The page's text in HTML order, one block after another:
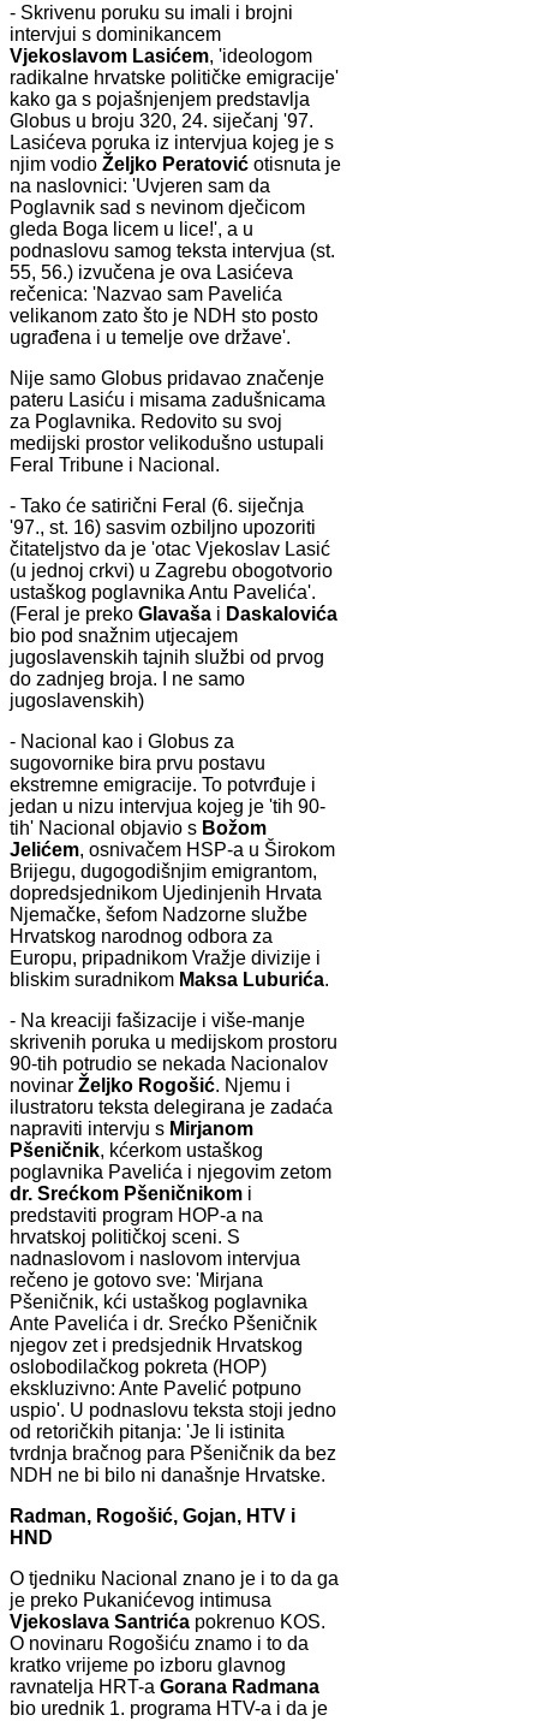
- Skrivenu poruku su imali i brojni
intervjui s dominikancem
Vjekoslavom Lasićem, 'ideologom
radikalne hrvatske političke emigracije'
kako ga s pojašnjenjem predstavlja
Globus u broju 320, 24. siječanj '97.
Lasićeva poruka iz intervjua kojeg je s
njim vodio Željko Peratović otisnuta je
na naslovnici: 'Uvjeren sam da
Poglavnik sad s nevinom dječicom
gleda Boga licem u lice!', a u
podnaslovu samog teksta intervjua (st.
55, 56.) izvučena je ova Lasićeva
rečenica: 'Nazvao sam Pavelića
velikanom zato što je NDH sto posto
ugrađena i u temelje ove države'.
Nije samo Globus pridavao značenje
pateru Lasiću i misama zadušnicama
za Poglavnika. Redovito su svoj
medijski prostor velikodušno ustupali
Feral Tribune i Nacional.
- Tako će satirični Feral (6. siječnja
'97., st. 16) sasvim ozbiljno upozoriti
čitateljstvo da je 'otac Vjekoslav Lasić
(u jednoj crkvi) u Zagrebu obogotvorio
ustaškog poglavnika Antu Pavelića'.
(Feral je preko Glavaša i Daskalovića
bio pod snažnim utjecajem
jugoslavenskih tajnih službi od prvog
do zadnjeg broja. I ne samo
jugoslavenskih)
- Nacional kao i Globus za
sugovornike bira prvu postavu
ekstremne emigracije. To potvrđuje i
jedan u nizu intervjua kojeg je 'tih 90-
tih' Nacional objavio s Božom
Jelićem, osnivačem HSP-a u Širokom
Brijegu, dugogodišnjim emigrantom,
dopredsjednikom Ujedinjenih Hrvata
Njemačke, šefom Nadzorne službe
Hrvatskog narodnog odbora za
Europu, pripadnikom Vražje divizije i
bliskim suradnikom Maksa Luburića.
- Na kreaciji fašizacije i više-manje
skrivenih poruka u medijskom prostoru
90-tih potrudio se nekada Nacionalov
novinar Željko Rogošić. Njemu i
ilustratoru teksta delegirana je zadaća
napraviti intervju s Mirjanom
Pšeničnik, kćerkom ustaškog
poglavnika Pavelića i njegovim zetom
dr. Srećkom Pšeničnikom i
predstaviti program HOP-a na
hrvatskoj političkoj sceni. S
nadnaslovom i naslovom intervjua
rečeno je gotovo sve: 'Mirjana
Pšeničnik, kći ustaškog poglavnika
Ante Pavelića i dr. Srećko Pšeničnik
njegov zet i predsjednik Hrvatskog
oslobodilačkog pokreta (HOP)
ekskluzivno: Ante Pavelić potpuno
uspio'. U podnaslovu teksta stoji jedno
od retoričkih pitanja: 'Je li istinita
tvrdnja bračnog para Pšeničnik da bez
NDH ne bi bilo ni današnje Hrvatske.
Radman, Rogošić, Gojan, HTV i
HND
O tjedniku Nacional znano je i to da ga
je preko Pukanićevog intimusa
Vjekoslava Santrića pokrenuo KOS.
O novinaru Rogošiću znamo i to da
kratko vrijeme po izboru glavnog
ravnatelja HRT-a Gorana Radmana
bio urednik 1. programa HTV-a i da je